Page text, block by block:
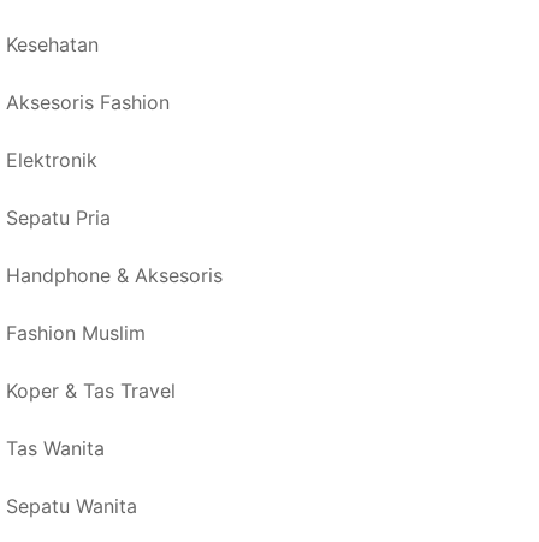
Kesehatan
Aksesoris Fashion
Elektronik
Sepatu Pria
Handphone & Aksesoris
Fashion Muslim
Koper & Tas Travel
Tas Wanita
Sepatu Wanita